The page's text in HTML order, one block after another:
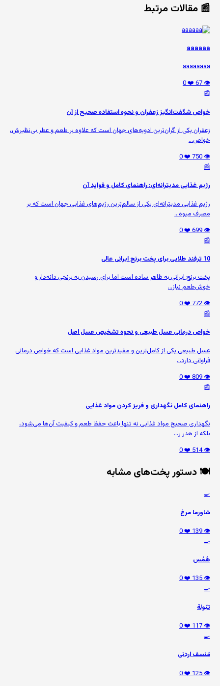
📰 مقالات مرتبط
aaaaaa
aaaaaaaa
👁️ 67
❤️ 0
📰
خواص شگفت‌انگیز زعفران و نحوه استفاده صحیح از آن
زعفران یکی از گران‌ترین ادویه‌های جهان است که علاوه بر طعم و عطر بی‌نظیرش،
خواص...
👁️ 750
❤️ 0
📰
رژیم غذایی مدیترانه‌ای: راهنمای کامل و فواید آن
رژیم غذایی مدیترانه‌ای یکی از سالم‌ترین رژیم‌های غذایی جهان است که بر
مصرف میوه‌...
👁️ 699
❤️ 0
📰
10 ترفند طلایی برای پخت برنج ایرانی عالی
پخت برنج ایرانی به ظاهر ساده است اما برای رسیدن به برنجی دانه‌دار و
خوش‌طعم نیاز...
👁️ 772
❤️ 0
📰
خواص درمانی عسل طبیعی و نحوه تشخیص عسل اصل
عسل طبیعی یکی از کامل‌ترین و مفیدترین مواد غذایی است که خواص درمانی
فراوانی دارد...
👁️ 809
❤️ 0
📰
راهنمای کامل نگهداری و فریز کردن مواد غذایی
نگهداری صحیح مواد غذایی نه تنها باعث حفظ طعم و کیفیت آن‌ها می‌شود،
بلکه از هدر ر...
👁️ 514
❤️ 0
🍽️ دستور پخت‌های مشابه
🍳
شاورما مرغ
👁️ 139
❤️ 0
🍳
هُمُس
👁️ 135
❤️ 0
🍳
تبّولة
👁️ 117
❤️ 0
🍳
مَنسف اردنی
👁️ 125
❤️ 0